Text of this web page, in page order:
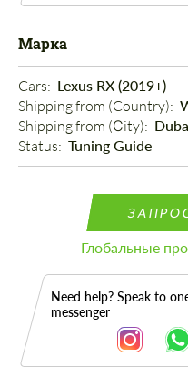
Марка
Cars: Lexus RX (2019+)
Shipping from (Country):
Shipping from (Сity):
Status: Tuning Guide
Глобальные
Need help? Speak to
messenger